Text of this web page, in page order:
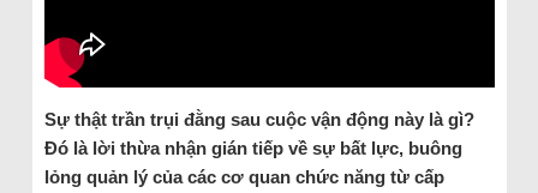
Sự thật trần trụi đằng sau cuộc vận động này là gì?
Đó là lời thừa nhận gián tiếp về sự bất lực, buông
lỏng quản lý của các cơ quan chức năng từ cấp